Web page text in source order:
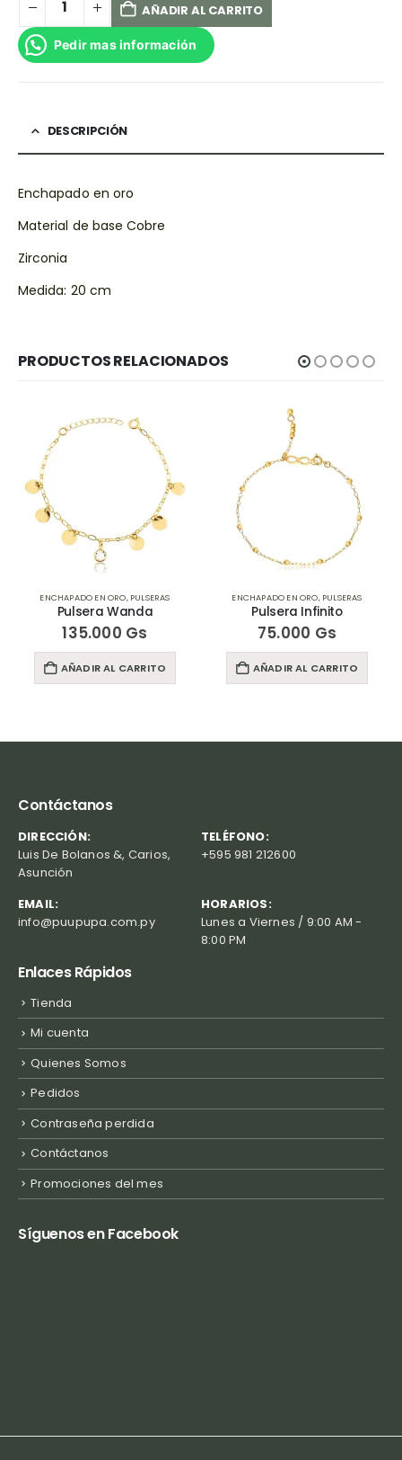
AÑADIR AL CARRITO
Pedir mas información
DESCRIPCIÓN
Enchapado en oro
Material de base Cobre
Zirconia
Medida: 20 cm
PRODUCTOS RELACIONADOS
ENCHAPADO EN ORO, PULSERAS
Pulsera Wanda
135.000 Gs
AÑADIR AL CARRITO
ENCHAPADO EN ORO, PULSERAS
Pulsera Infinito
75.000 Gs
AÑADIR AL CARRITO
Contáctanos
DIRECCIÓN:
Luis De Bolanos &, Carios,
Asunción
TELÉFONO:
+595 981 212600
EMAIL:
info@puupupa.com.py
HORARIOS:
Lunes a Viernes / 9:00 AM -
8:00 PM
Enlaces Rápidos
Tienda
Mi cuenta
Quienes Somos
Pedidos
Contraseña perdida
Contáctanos
Promociones del mes
Síguenos en Facebook